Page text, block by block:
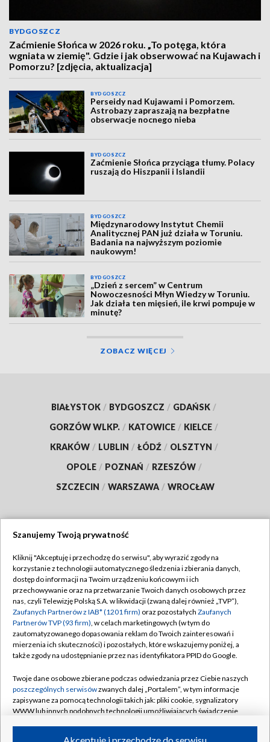
BYDGOSZCZ
Zaćmienie Słońca w 2026 roku. „To potęga, która
wgniata w ziemię". Gdzie i jak obserwować na Kujawach i
Pomorzu? [zdjęcia, aktualizacja]
BYDGOSZCZ
Perseidy nad Kujawami i Pomorzem.
Astrobazy zapraszają na bezpłatne
obserwacje nocnego nieba
BYDGOSZCZ
Zaćmienie Słońca przyciąga tłumy. Polacy
ruszają do Hiszpanii i Islandii
BYDGOSZCZ
Międzynarodowy Instytut Chemii
Analitycznej PAN już działa w Toruniu.
Badania na najwyższym poziomie
naukowym!
BYDGOSZCZ
„Dzień z sercem” w Centrum
Nowoczesności Młyn Wiedzy w Toruniu.
Jak działa ten mięsień, ile krwi pompuje w
minutę?
ZOBACZ WIĘCEJ
BIAŁYSTOK / BYDGOSZCZ / GDAŃSK /
GORZÓW WLKP. / KATOWICE / KIELCE /
KRAKÓW / LUBLIN / ŁÓDŹ / OLSZTYN /
OPOLE / POZNAŃ / RZESZÓW /
SZCZECIN / WARSZAWA / WROCŁAW
TVP
Abonament TVP
Emisja w TVP
Centrum informacji TVP
Naziemna Telewizja Cyfrowa
Rada Programowa
System NOS
Informacje o nadawcy
Regulamin TVP
Polityka prywatności
Moje zgody
Pomoc
Kontakt
Kanały
Szanujemy Twoją prywatność
Kliknij "Akceptuję i przechodzę do serwisu", aby wyrazić zgody na
korzystanie z technologii automatycznego śledzenia i zbierania danych,
dostęp do informacji na Twoim urządzeniu końcowym i ich
przechowywanie oraz na przetwarzanie Twoich danych osobowych przez
nas, czyli Telewizję Polską S.A. w likwidacji (zwaną dalej również „TVP”),
Zaufanych Partnerów z IAB* (1201 firm) oraz pozostałych Zaufanych
Partnerów TVP (93 firm), w celach marketingowych (w tym do
zautomatyzowanego dopasowania reklam do Twoich zainteresowań i
mierzenia ich skuteczności) i pozostałych, które wskazujemy poniżej, a
także zgody na udostępnianie przez nas identyfikatora PPID do Google.
Twoje dane osobowe zbierane podczas odwiedzania przez Ciebie naszych
poszczególnych serwisówzwanych dalej „Portalem”, w tym informacje
zapisywane za pomocą technologii takich jak: pliki cookie, sygnalizatory
WWW lub innych podobnych technologii umożliwiających świadczenie